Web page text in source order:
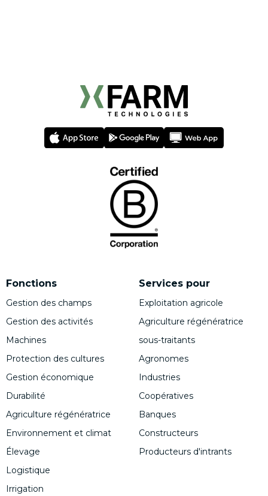
Fonctions
Gestion des champs
Gestion des activités
Machines
Protection des cultures
Gestion économique
Durabilité
Agriculture régénératrice
Environnement et climat
Élevage
Logistique
Irrigation
Services pour
Exploitation agricole
Agriculture régénératrice
sous-traitants
Agronomes
Industries
Coopératives
Banques
Constructeurs
Producteurs d'intrants